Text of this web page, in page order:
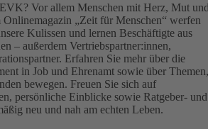
Vor allem Menschen mit Herz, Mut
Onlinemagazin „Zeit für Menschen“ werfen
Kulissen und lernen Beschäftigte aus
– außerdem Vertriebspartner:innen,
Erfahren Sie mehr über die
in Job und Ehrenamt sowie über Themen,
bewegen. Freuen Sie sich auf
persönliche Einblicke sowie Ratgeber- und
neu und nah am echten Leben.